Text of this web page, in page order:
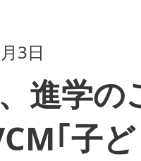
3日
進学の
｢子